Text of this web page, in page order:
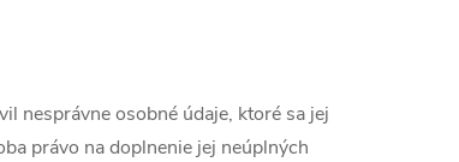
nesprávne osobné údaje, ktoré sa jej
právo na doplnenie jej neúplných